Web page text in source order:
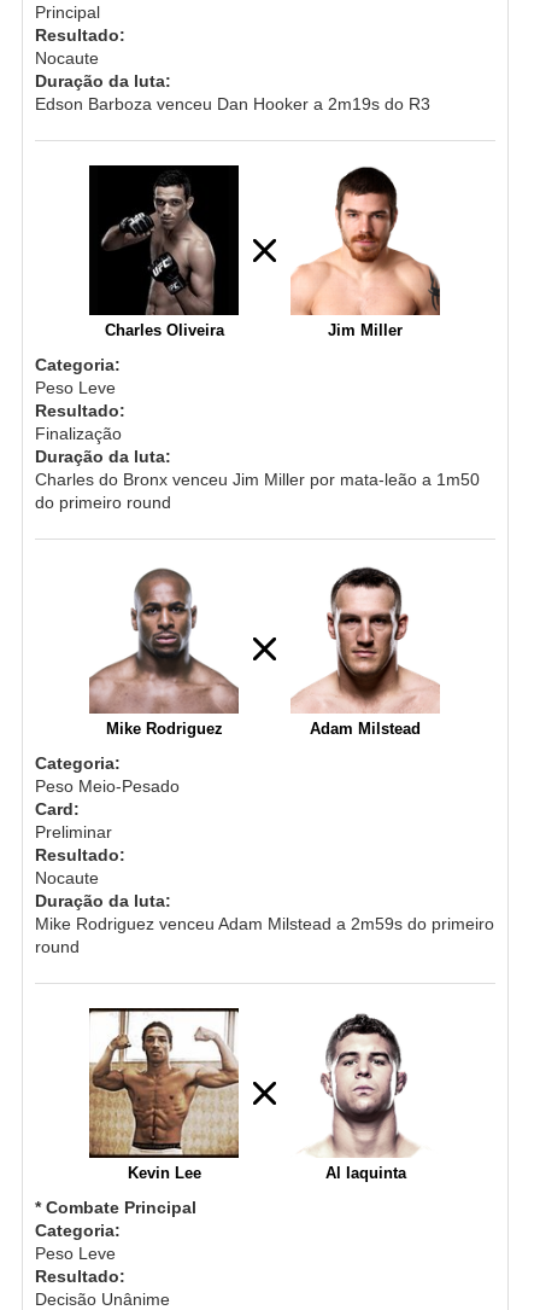
Principal
Resultado:
Nocaute
Duração da luta:
Edson Barboza venceu Dan Hooker a 2m19s do R3
Charles Oliveira Jim Miller
Categoria:
Peso Leve
Resultado:
Finalização
Duração da luta:
Charles do Bronx venceu Jim Miller por mata-leão a 1m50
do primeiro round
Mike Rodriguez Adam Milstead
Categoria:
Peso Meio-Pesado
Card:
Preliminar
Resultado:
Nocaute
Duração da luta:
Mike Rodriguez venceu Adam Milstead a 2m59s do primeiro
round
Kevin Lee Al Iaquinta
* Combate Principal
Categoria:
Peso Leve
Resultado:
Decisão Unânime